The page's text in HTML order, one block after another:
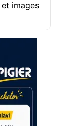
images